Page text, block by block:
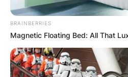
„Света вода“ –
BRAINBERRIES
Magnetic Floating Bed: All That